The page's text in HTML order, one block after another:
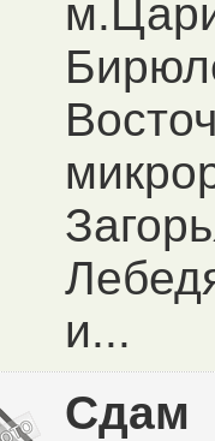
и...
Сдам